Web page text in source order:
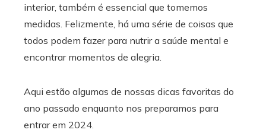
interior, também é essencial que tomemos
medidas. Felizmente, há uma série de coisas que
todos podem fazer para nutrir a saúde mental e
encontrar momentos de alegria.
Aqui estão algumas de nossas dicas favoritas do
ano passado enquanto nos preparamos para
entrar em 2024.